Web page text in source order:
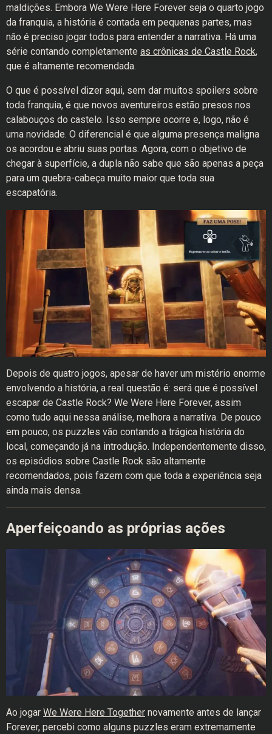
maldições. Embora We Were Here Forever seja o quarto jogo
da franquia, a história é contada em pequenas partes, mas
não é preciso jogar todos para entender a narrativa. Há uma
série contando completamente as crônicas de Castle Rock,
que é altamente recomendada.
O que é possível dizer aqui, sem dar muitos spoilers sobre
toda franquia, é que novos aventureiros estão presos nos
calabouços do castelo. Isso sempre ocorre e, logo, não é
uma novidade. O diferencial é que alguma presença maligna
os acordou e abriu suas portas. Agora, com o objetivo de
chegar à superfície, a dupla não sabe que são apenas a peça
para um quebra-cabeça muito maior que toda sua
escapatória.
Depois de quatro jogos, apesar de haver um mistério enorme
envolvendo a história, a real questão é: será que é possível
escapar de Castle Rock? We Were Here Forever, assim
como tudo aqui nessa análise, melhora a narrativa. De pouco
em pouco, os puzzles vão contando a trágica história do
local, começando já na introdução. Independentemente disso,
os episódios sobre Castle Rock são altamente
recomendados, pois fazem com que toda a experiência seja
ainda mais densa.
Aperfeiçoando as próprias ações
Ao jogar We Were Here Together novamente antes de lançar
Forever, percebi como alguns puzzles eram extremamente